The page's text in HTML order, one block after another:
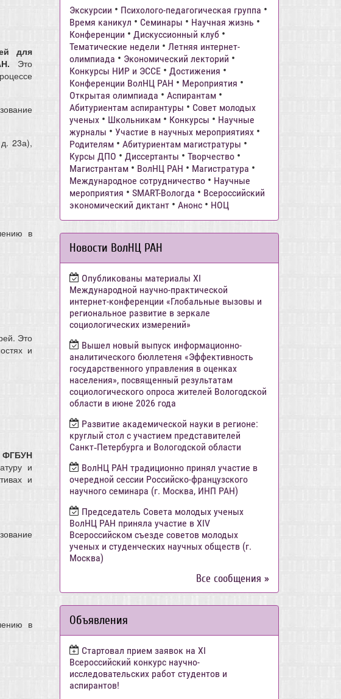
для
Это
23а),
в
Это
и
ФГБУН
и
и
в
Экскурсии • Психолого-педагогическая группа •
Время каникул • Семинары • Научная жизнь •
Конференции • Дискуссионный клуб •
Тематические недели • Летняя интернет-
олимпиада • Экономический лекторий •
Конкурсы НИР и ЭССЕ • Достижения •
Конференции ВолНЦ РАН • Мероприятия •
Открытая олимпиада • Аспирантам •
Абитуриентам аспирантуры • Совет молодых
ученых • Школьникам • Конкурсы • Научные
журналы • Участие в научных мероприятиях •
Родителям • Абитуриентам магистратуры •
Курсы ДПО • Диссертанты • Творчество •
Магистрантам • ВолНЦ РАН • Магистратура •
Международное сотрудничество • Научные
мероприятия • SMART-Вологда • Всероссийский
экономический диктант • Анонс • НОЦ
Новости ВолНЦ РАН
Опубликованы материалы XI
Международной научно-практической
интернет-конференции «Глобальные вызовы и
региональное развитие в зеркале
социологических измерений»
Вышел новый выпуск информационно-
аналитического бюллетеня «Эффективность
государственного управления в оценках
населения», посвященный результатам
социологического опроса жителей Вологодской
области в июне 2026 года
Развитие академической науки в регионе:
круглый стол с участием представителей
Санкт‑Петербурга и Вологодской области
ВолНЦ РАН традиционно принял участие в
очередной сессии Российско-французского
научного семинара (г. Москва, ИНП РАН)
Председатель Совета молодых ученых
ВолНЦ РАН приняла участие в XIV
Всероссийском съезде советов молодых
ученых и студенческих научных обществ (г.
Москва)
Все сообщения »
Объявления
Стартовал прием заявок на XI
Всероссийский конкурс научно-
исследовательских работ студентов и
аспирантов!